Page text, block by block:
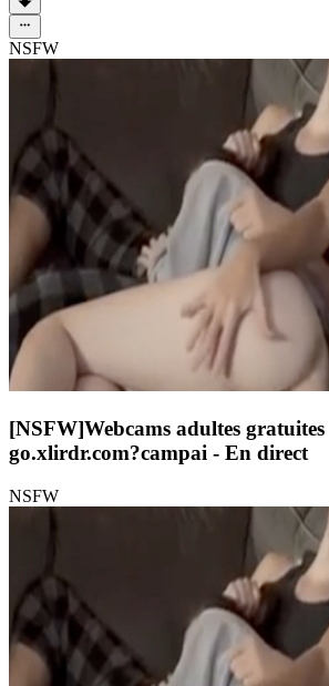
NSFW
[NSFW]Webcams adultes gratuites
go.xlirdr.com?campai - En direct
NSFW